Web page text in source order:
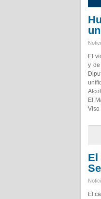
El
y de
El
Viso
El
El